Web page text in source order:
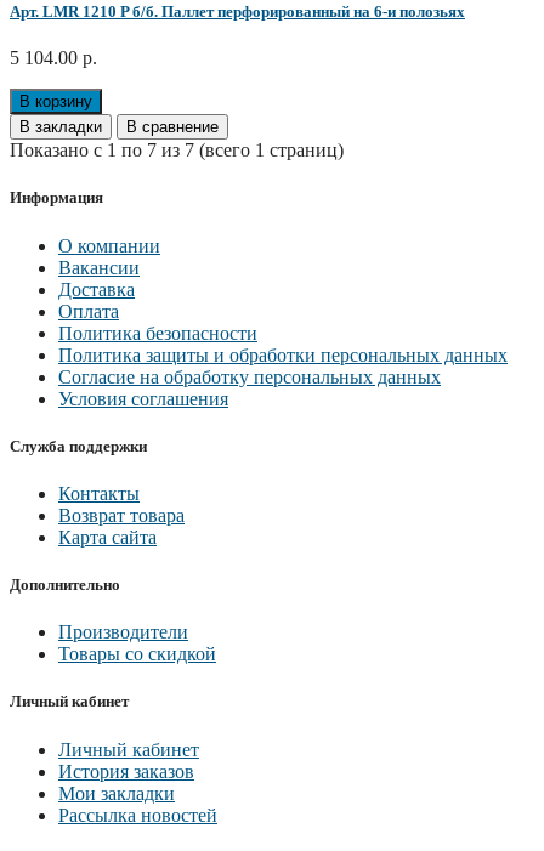
Арт. LMR 1210 P б/б. Паллет перфорированный на 6-и полозьях
5 104.00 р.
В корзину
В закладки
В сравнение
Показано с 1 по 7 из 7 (всего 1 страниц)
Информация
О компании
Вакансии
Доставка
Оплата
Политика безопасности
Политика защиты и обработки персональных данных
Согласие на обработку персональных данных
Условия соглашения
Служба поддержки
Контакты
Возврат товара
Карта сайта
Дополнительно
Производители
Товары со скидкой
Личный кабинет
Личный кабинет
История заказов
Мои закладки
Рассылка новостей